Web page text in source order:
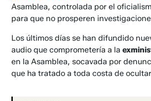
Asamblea, controlada por el
para que no prosperen
Los últimos días se han difundido
audio que comprometería a la
en la Asamblea, socavada por
que ha tratado a toda costa de